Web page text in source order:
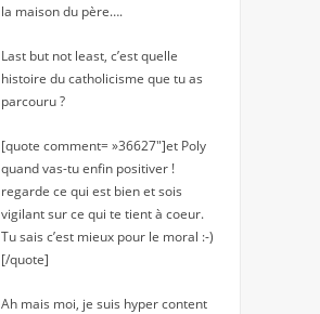
la maison du père….
Last but not least, c’est quelle
histoire du catholicisme que tu as
parcouru ?
[quote comment= »36627″]et Poly
quand vas-tu enfin positiver !
regarde ce qui est bien et sois
vigilant sur ce qui te tient à coeur.
Tu sais c’est mieux pour le moral :-)
[/quote]
Ah mais moi, je suis hyper content